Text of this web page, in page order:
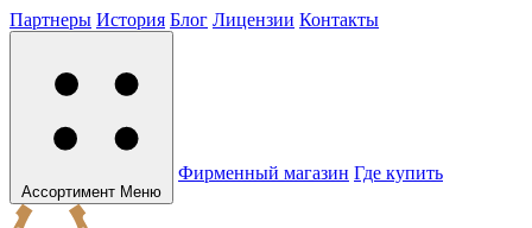
Партнеры История Блог Лицензии Контакты
Ассортимент Меню
Фирменный магазин Где купить